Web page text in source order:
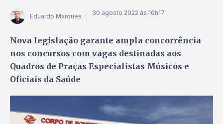
Eduardo Marques 30 agosto 2022 às 10h17
Nova legislação garante ampla concorrência
nos concursos com vagas destinadas aos
Quadros de Praças Especialistas Músicos e
Oficiais da Saúde